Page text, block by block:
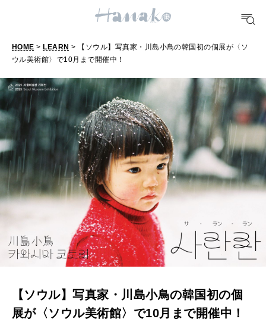
おいしい
どこ行く？
FORTUNE
明日のわたし
[12星座別] Weekly Holoscope
[12星座別] Monthly Love Holoscope
女神まり愛のタロットメッセージ
算命学がわかる今月のあなた
HEALTH
自分にやさしく
LEARN
知る、考える
MAMA
ママもいろいろ
【
ソ
ウ
ル
】
写
真
家
・
川
島
小
鳥
HOME > LEARN > 【ソウル】写真家・川島小鳥の韓国初の個展が〈ソ
ウル美術館〉で10月まで開催中！
【ソウル】写真家・川島小鳥の韓国初の個
展が〈ソウル美術館〉で10月まで開催中！